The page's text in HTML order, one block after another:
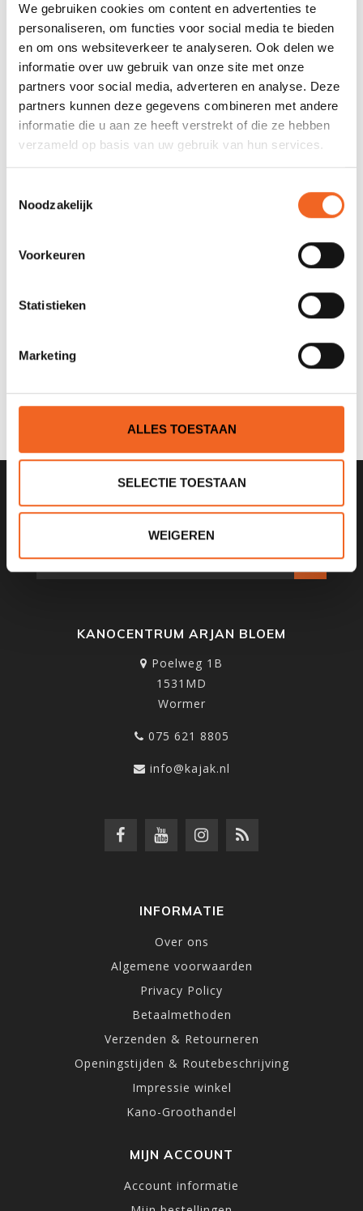
We gebruiken cookies om content en advertenties te
personaliseren, om functies voor social media te bieden
en om ons websiteverkeer te analyseren. Ook delen we
informatie over uw gebruik van onze site met onze
partners voor social media, adverteren en analyse. Deze
partners kunnen deze gegevens combineren met andere
informatie die u aan ze heeft verstrekt of die ze hebben
verzameld op basis van uw gebruik van hun services.
Noodzakelijk
Voorkeuren
Statistieken
Marketing
ALLES TOESTAAN
SELECTIE TOESTAAN
WEIGEREN
EAGLE FREESTYLE 450
MET DEKLUIK, K/CARBON
BODEMLAAG
€1.195,00€995,00
EAGLE KAJETT 520
SPORT, MET ROER,
KEVLAR/CARBON VACUUM
€1.950,00 €1.750,00
JUNIOR-S
SCHRIJF JE IN VOOR ONZE
NIEUWSBRIEF
KANOCENTRUM ARJAN BLOEM
Poelweg 1B
1531MD
Wormer
075 621 8805
info@kajak.nl
INFORMATIE
Over ons
Algemene voorwaarden
Privacy Policy
Betaalmethoden
Verzenden & Retourneren
Openingstijden & Routebeschrijving
Impressie winkel
Kano-Groothandel
MIJN ACCOUNT
Account informatie